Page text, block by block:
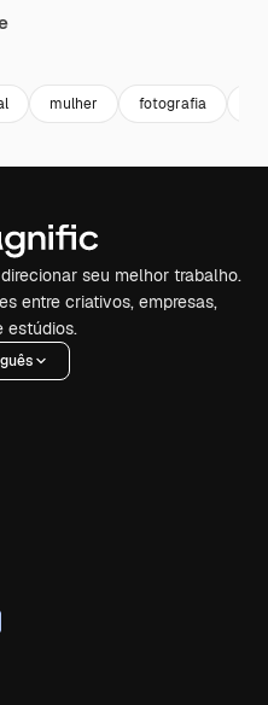
mulher fotografia
seu melhor trabalho.
entre criativos, empresas,
estúdios.